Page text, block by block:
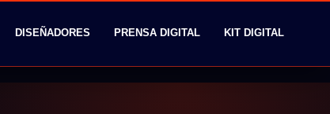
DISEÑADORES PRENSA DIGITAL KIT DIGITAL